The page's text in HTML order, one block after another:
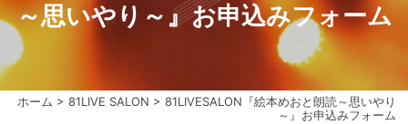
ホーム > 81LIVE SALON > 81LIVESALON『絵本めおと朗読～思いやり
～』お申込みフォーム
～思いやり～』お申込みフォーム